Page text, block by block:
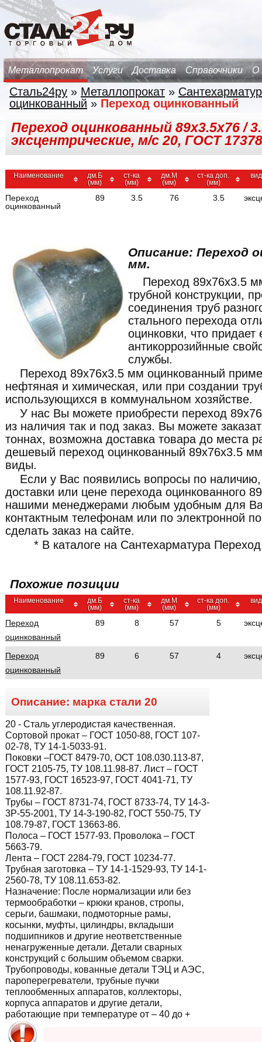
Металлопрокат Услуги Доставка Справочники О
Сталь24ру » Металлопрокат »
оцинкованный » Переход оцинкованный
Переход оцинкованный 89х3.5х76 /
эксцентрические, м/с 20, ГОСТ 17378
Наименование
дм.Б
(мм)
ст-ка
(мм)
дм.М
(мм)
ст-ка доп.
(мм)
Переход
оцинкованный
89 3.5 76 3.5
Описание: Переход
мм.
Переход 89x76x3.5
трубной конструкции,
соединения труб
стального перехода
оцинковки, что
антикоррозийнные
службы.
Переход 89x76x3.5 мм оцинкованный
нефтяная и химическая, или при создании
использующихся в коммунальном хозяйстве.
У нас Вы можете приобрести переход
из наличия так и под заказ. Вы можете
тоннах, возможна доставка товара до места
дешевый переход оцинкованный 89x76x3.5
виды.
Если у Вас появились вопросы по
доставки или цене перехода оцинкованного
нашими менеджерами любым удобным для
контактным телефонам или по электронной
сделать заказ на сайте.
* В каталоге на Сантехарматура
Похожие позиции
Наименование
дм.Б
(мм)
ст-ка
(мм)
дм.М
(мм)
ст-ка доп.
(мм)
Переход
оцинкованный
89 8 57 5
Переход
оцинкованный
89 6 57 4
Описание: марка стали 20
20 - Сталь углеродистая качественная.
Сортовой прокат – ГОСТ 1050-88, ГОСТ 107-
02-78, ТУ 14-1-5033-91.
Поковки –ГОСТ 8479-70, ОСТ 108.030.113-87,
ГОСТ 2105-75, ТУ 108.11.98-87. Лист – ГОСТ
1577-93, ГОСТ 16523-97, ГОСТ 4041-71, ТУ
108.11.92-87.
Трубы – ГОСТ 8731-74, ГОСТ 8733-74, ТУ 14-3-
3Р-55-2001, ТУ 14-3-190-82, ГОСТ 550-75, ТУ
108.79-87, ГОСТ 13663-86.
Полоса – ГОСТ 1577-93. Проволока – ГОСТ
5663-79.
Лента – ГОСТ 2284-79, ГОСТ 10234-77.
Трубная заготовка – ТУ 14-1-1529-93, ТУ 14-1-
2560-78, ТУ 108.11.653-82.
Назначение: После нормализации или без
термообработки – крюки кранов, стропы,
серьги, башмаки, подмоторные рамы,
косынки, муфты, цилиндры, вкладыши
подшипников и другие неответственные
ненагруженные детали. Детали сварных
конструкций с большим объемом сварки.
Трубопроводы, кованные детали ТЭЦ и АЭС,
пароперегреватели, трубные пучки
теплообменных аппаратов, коллекторы,
корпуса аппаратов и другие детали,
работающие при температуре от – 40 до +